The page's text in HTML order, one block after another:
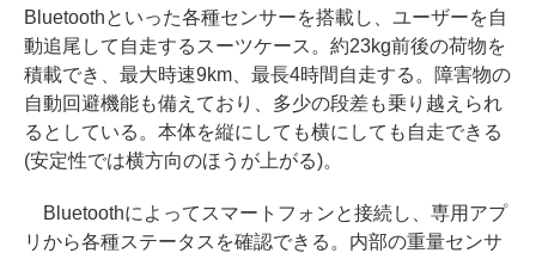
Bluetoothといった各種センサーを搭載し、ユーザーを自
動追尾して自走するスーツケース。約23kg前後の荷物を
積載でき、最大時速9km、最長4時間自走する。障害物の
自動回避機能も備えており、多少の段差も乗り越えられ
るとしている。本体を縦にしても横にしても自走できる
(安定性では横方向のほうが上がる)。
Bluetoothによってスマートフォンと接続し、専用アプ
リから各種ステータスを確認できる。内部の重量センサ